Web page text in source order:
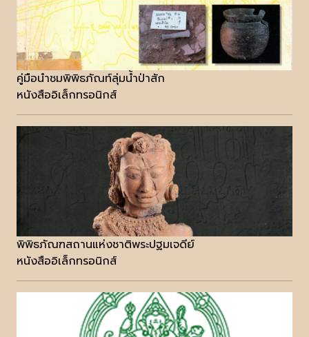
คู่มือนำชมพิพิธภัณท์ลุ่มน้ำป่าสัก
หนังสืออิเล็กทรอนิกส์
พิพิธภัณฑสถานแห่งชาติพระปฐมเจดีย์
หนังสืออิเล็กทรอนิกส์